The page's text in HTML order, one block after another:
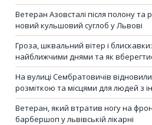
Ветеран Азовсталі після полону та
новий кульшовий суглоб у Львові
Гроза, шквальний вітер і
найближчими днями та як
На вулиці Сембратовичів
розміткою та місцями для людей з
Ветеран, який втратив ногу на
барбершоп у львівській лікарні